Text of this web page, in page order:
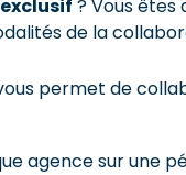
? Vous
de la
permet de
agence sur une